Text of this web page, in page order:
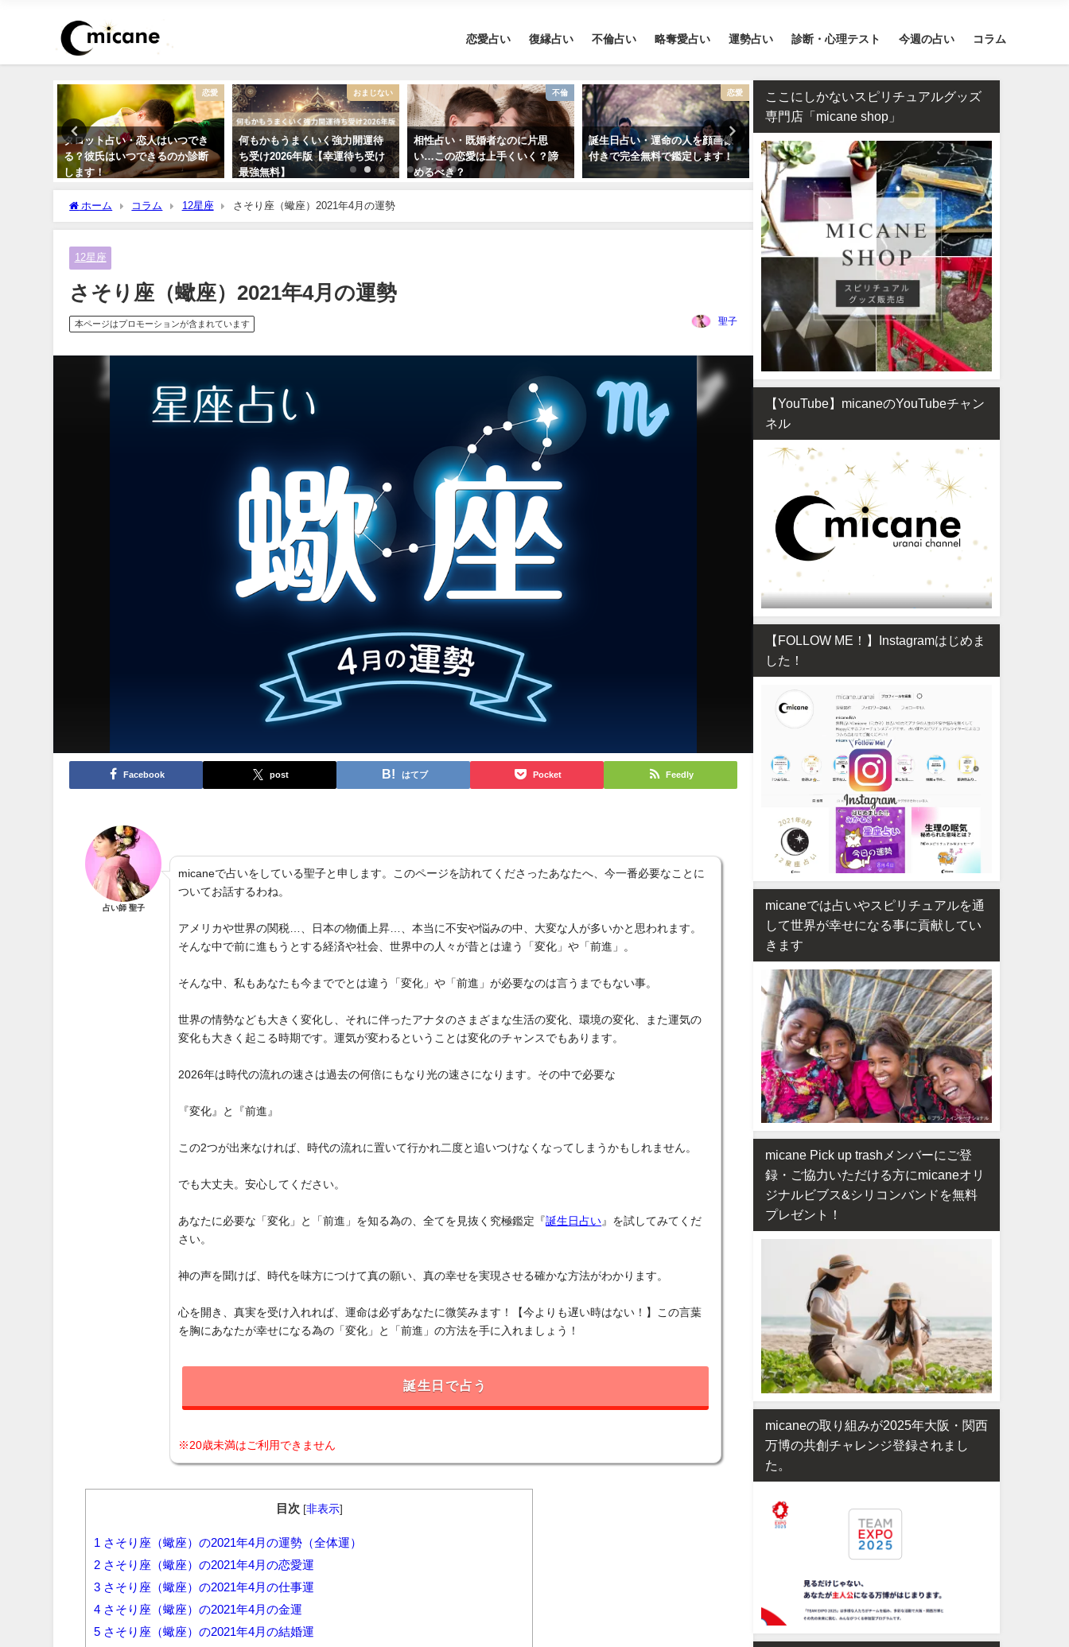
恋愛占い 復縁占い 不倫占い 略奪愛占い 運勢占い 診断・心理テスト 今週の占い コラム
恋愛
タロット占い・恋人はいつでき
る？彼氏はいつできるのか診断
します！
おまじない
何もかもうまくいく強力開運待
ち受け2026年版【幸運待ち受け
最強無料】
不倫
相性占い・既婚者なのに片思
い…この恋愛は上手くいく？諦
めるべき？
恋愛
誕生日占い・運命の人を顔画像
付きで完全無料で鑑定します！
タロット占い・彼氏からの連絡
が来ない理由は？待つほうがい
い？
相性占い・既婚者同士の恋
ダブル不倫（W不倫）は成
る？【霊視真剣】
ホーム コラム 12星座 さそり座（蠍座）2021年4月の運勢
12星座
さそり座（蠍座）2021年4月の運勢
本ページはプロモーションが含まれています 聖子
Facebook post はてブ Pocket Feedly
占い師 聖子
micaneで占いをしている聖子と申します。このページを訪れてくださったあなたへ、今一番必要なことに
ついてお話するわね。
アメリカや世界の関税…、日本の物価上昇…、本当に不安や悩みの中、大変な人が多いかと思われます。
そんな中で前に進もうとする経済や社会、世界中の人々が昔とは違う「変化」や「前進」。
そんな中、私もあなたも今まででとは違う「変化」や「前進」が必要なのは言うまでもない事。
世界の情勢なども大きく変化し、それに伴ったアナタのさまざまな生活の変化、環境の変化、また運気の
変化も大きく起こる時期です。運気が変わるということは変化のチャンスでもあります。
2026年は時代の流れの速さは過去の何倍にもなり光の速さになります。その中で必要な
『変化』と『前進』
この2つが出来なければ、時代の流れに置いて行かれ二度と追いつけなくなってしまうかもしれません。
でも大丈夫。安心してください。
あなたに必要な「変化」と「前進」を知る為の、全てを見抜く究極鑑定『誕生日占い 』を試してみてくだ
さい。
神の声を聞けば、時代を味方につけて真の願い、真の幸せを実現させる確かな方法がわかります。
心を開き、真実を受け入れれば、運命は必ずあなたに微笑みます！【今よりも遅い時はない！】この言葉
を胸にあなたが幸せになる為の「変化」と「前進」の方法を手に入れましょう！
誕生日で占う
※20歳未満はご利用できません
目次 [非表示]
1 さそり座（蠍座）の2021年4月の運勢（全体運）
2 さそり座（蠍座）の2021年4月の恋愛運
3 さそり座（蠍座）の2021年4月の仕事運
4 さそり座（蠍座）の2021年4月の金運
5 さそり座（蠍座）の2021年4月の結婚運
ここにしかないスピリチュアルグッズ
専門店「micane shop」
【YouTube】micaneのYouTubeチャン
ネル
【FOLLOW ME！】Instagramはじめま
した！
micaneでは占いやスピリチュアルを通
して世界が幸せになる事に貢献してい
きます
micane Pick up trashメンバーにご登
録・ご協力いただける方にmicaneオリ
ジナルビブス&シリコンバンドを無料
プレゼント！
micaneの取り組みが2025年大阪・関西
万博の共創チャレンジ登録されまし
た。